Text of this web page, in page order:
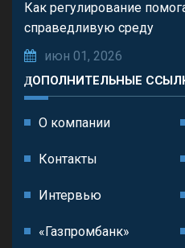
Как регулирование
справедливую среду
июн 01, 2026
ДОПОЛНИТЕЛЬНЫЕ
О компании
Контакты
Интервью
«Газпромбанк»